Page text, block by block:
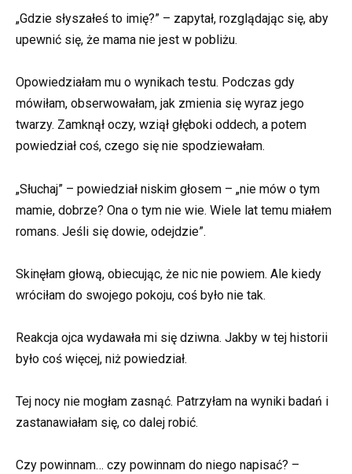
„Gdzie słyszałeś to imię?” – zapytał, rozglądając się, aby
upewnić się, że mama nie jest w pobliżu.
Opowiedziałam mu o wynikach testu. Podczas gdy
mówiłam, obserwowałam, jak zmienia się wyraz jego
twarzy. Zamknął oczy, wziął głęboki oddech, a potem
powiedział coś, czego się nie spodziewałam.
„Słuchaj” – powiedział niskim głosem – „nie mów o tym
mamie, dobrze? Ona o tym nie wie. Wiele lat temu miałem
romans. Jeśli się dowie, odejdzie”.
Skinęłam głową, obiecując, że nic nie powiem. Ale kiedy
wróciłam do swojego pokoju, coś było nie tak.
Reakcja ojca wydawała mi się dziwna. Jakby w tej historii
było coś więcej, niż powiedział.
Tej nocy nie mogłam zasnąć. Patrzyłam na wyniki badań i
zastanawiałam się, co dalej robić.
Czy powinnam… czy powinnam do niego napisać? –